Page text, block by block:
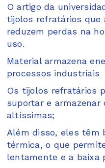
O artigo da
tijolos refratários que
reduzem perdas na
uso.
Material armazena
processos industriais
Os tijolos refratários
suportar e
altíssimas;
Além disso, eles têm
térmica, o que
lentamente e a baixa